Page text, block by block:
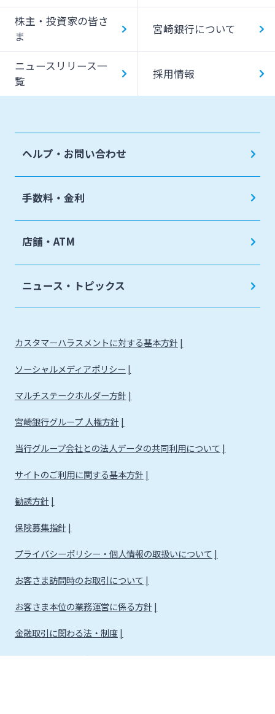
株主・投資家の皆さ
ま
宮崎銀行について
ニュースリリース一
覧
採用情報
ヘルプ・お問い合わせ
手数料・金利
店舗・ATM
ニュース・トピックス
カスタマーハラスメントに対する基本方針
ソーシャルメディアポリシー
マルチステークホルダー方針
宮崎銀行グループ 人権方針
当行グループ会社との法人データの共同利用について
サイトのご利用に関する基本方針
勧誘方針
保険募集指針
プライバシーポリシー・個人情報の取扱いについて
お客さま訪問時のお取引について
お客さま本位の業務運営に係る方針
金融取引に関わる法・制度
金融取引に関わる方針